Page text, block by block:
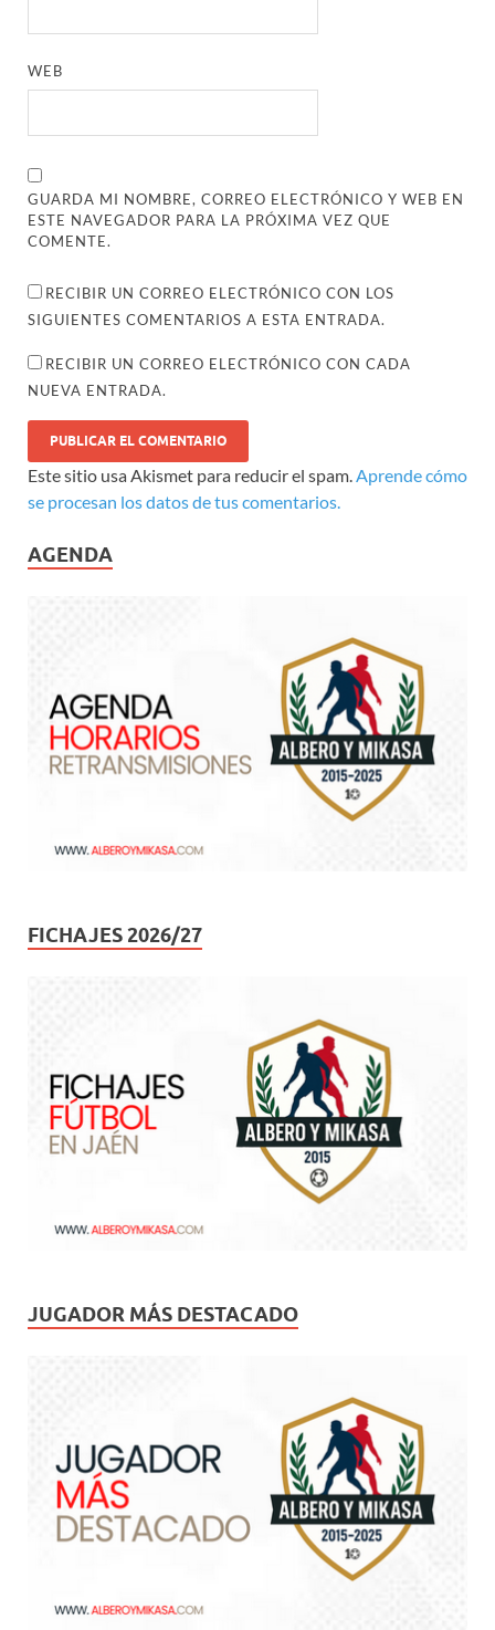
WEB
GUARDA MI NOMBRE, CORREO ELECTRÓNICO Y WEB EN
ESTE NAVEGADOR PARA LA PRÓXIMA VEZ QUE
COMENTE.
RECIBIR UN CORREO ELECTRÓNICO CON LOS
SIGUIENTES COMENTARIOS A ESTA ENTRADA.
RECIBIR UN CORREO ELECTRÓNICO CON CADA
NUEVA ENTRADA.
Este sitio usa Akismet para reducir el spam.Aprende cómo
se procesan los datos de tus comentarios.
AGENDA
FICHAJES 2026/27
JUGADOR MÁS DESTACADO